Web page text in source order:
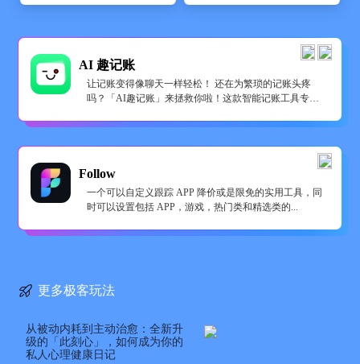
AI 趣记账
让记账变得像聊天一样轻松！ 还在为繁琐的记账头疼
吗？「AI趣记账」来拯救你啦！这款智能记账工具专为
Follow
一个可以自定义跟踪 APP 降价或是限免的实用工具，同
时可以设置包括 APP，游戏，热门类和精选类的...
更多极客玩法
从被动内耗到主动治愈：全新升
级的「此刻心」，如何成为你的
私人心理健康日记